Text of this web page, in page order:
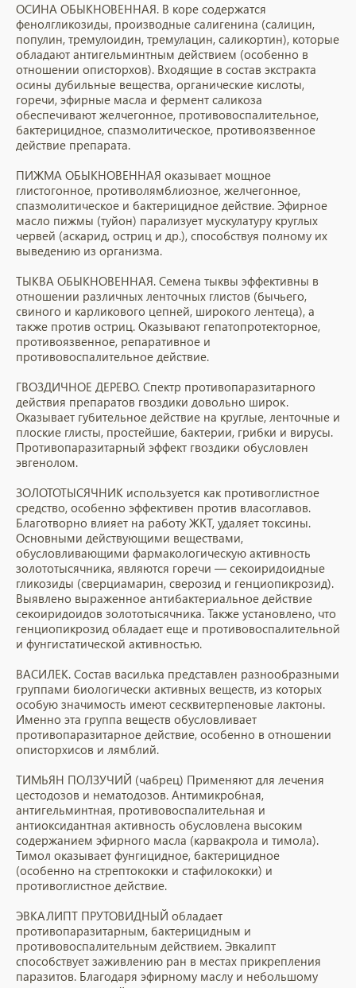
ОСИНА ОБЫКНОВЕННАЯ. В коре содержатся
фенолгликозиды, производные салигенина (салицин,
популин, тремулоидин, тремулацин, саликортин), которые
обладают антигельминтным действием (особенно в
отношении описторхов). Входящие в состав экстракта
осины дубильные вещества, органические кислоты,
горечи, эфирные масла и фермент саликоза
обеспечивают желчегонное, противовоспалительное,
бактерицидное, спазмолитическое, противоязвенное
действие препарата.
ПИЖМА ОБЫКНОВЕННАЯ оказывает мощное
глистогонное, противолямблиозное, желчегонное,
спазмолитическое и бактерицидное действие. Эфирное
масло пижмы (туйон) парализует мускулатуру круглых
червей (аскарид, остриц и др.), способствуя полному их
выведению из организма.
ТЫКВА ОБЫКНОВЕННАЯ. Семена тыквы эффективны в
отношении различных ленточных глистов (бычьего,
свиного и карликового цепней, широкого лентеца), а
также против остриц. Оказывают гепатопротекторное,
противоязвенное, репаративное и
противовоспалительное действие.
ГВОЗДИЧНОЕ ДЕРЕВО. Спектр противопаразитарного
действия препаратов гвоздики довольно широк.
Оказывает губительное действие на круглые, ленточные и
плоские глисты, простейшие, бактерии, грибки и вирусы.
Противопаразитарный эффект гвоздики обусловлен
эвгенолом.
ЗОЛОТОТЫСЯЧНИК используется как противоглистное
средство, особенно эффективен против власоглавов.
Благотворно влияет на работу ЖКТ, удаляет токсины.
Основными действующими веществами,
обусловливающими фармакологическую активность
золототысячника, являются горечи — секоиридоидные
гликозиды (сверциамарин, сверозид и генциопикрозид).
Выявлено выраженное антибактериальное действие
секоиридоидов золототысячника. Также установлено, что
генциопикрозид обладает еще и противовоспалительной
и фунгистатической активностью.
ВАСИЛЕК. Состав василька представлен разнообразными
группами биологически активных веществ, из которых
особую значимость имеют сесквитерпеновые лактоны.
Именно эта группа веществ обусловливает
противопаразитарное действие, особенно в отношении
описторхисов и лямблий.
ТИМЬЯН ПОЛЗУЧИЙ (чабрец) Применяют для лечения
цестодозов и нематодозов. Антимикробная,
антигельминтная, противовоспалительная и
антиоксидантная активность обусловлена высоким
содержанием эфирного масла (карвакрола и тимола).
Тимол оказывает фунгицидное, бактерицидное
(особенно на стрептококки и стафилококки) и
противоглистное действие.
ЭВКАЛИПТ ПРУТОВИДНЫЙ обладает
противопаразитарным, бактерицидным и
противовоспалительным действием. Эвкалипт
способствует заживлению ран в местах прикрепления
паразитов. Благодаря эфирному маслу и небольшому